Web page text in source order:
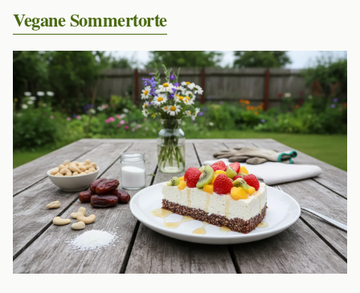
Vegane Sommertorte